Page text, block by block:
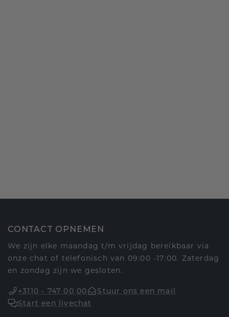
CONTACT OPNEMEN
We zijn elke maandag t/m vrijdag bereikbaar via
onze chat of telefonisch van 09:00 -17:00. Zaterdag
en zondag zijn we gesloten.
+3110 - 747 00 00
Stuur ons een mail
Start een livechat